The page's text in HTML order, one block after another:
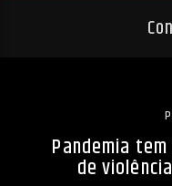
Pandemia
de